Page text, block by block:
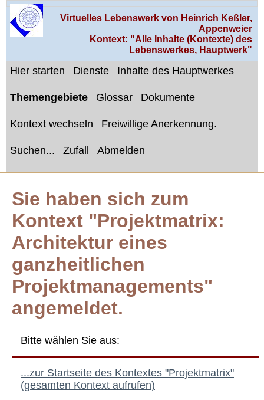
Virtuelles Lebenswerk von Heinrich Keßler,
Appenweier
Kontext: "Alle Inhalte (Kontexte) des
Lebenswerkes, Hauptwerk"
Hier starten Dienste Inhalte des Hauptwerkes
Themengebiete Glossar Dokumente
Kontext wechseln Freiwillige Anerkennung.
Suchen... Zufall Abmelden
Sie haben sich zum
Kontext "Projektmatrix:
Architektur eines
ganzheitlichen
Projektmanagements"
angemeldet.
Bitte wählen Sie aus:
...zur Startseite des Kontextes "Projektmatrix"
(gesamten Kontext aufrufen)